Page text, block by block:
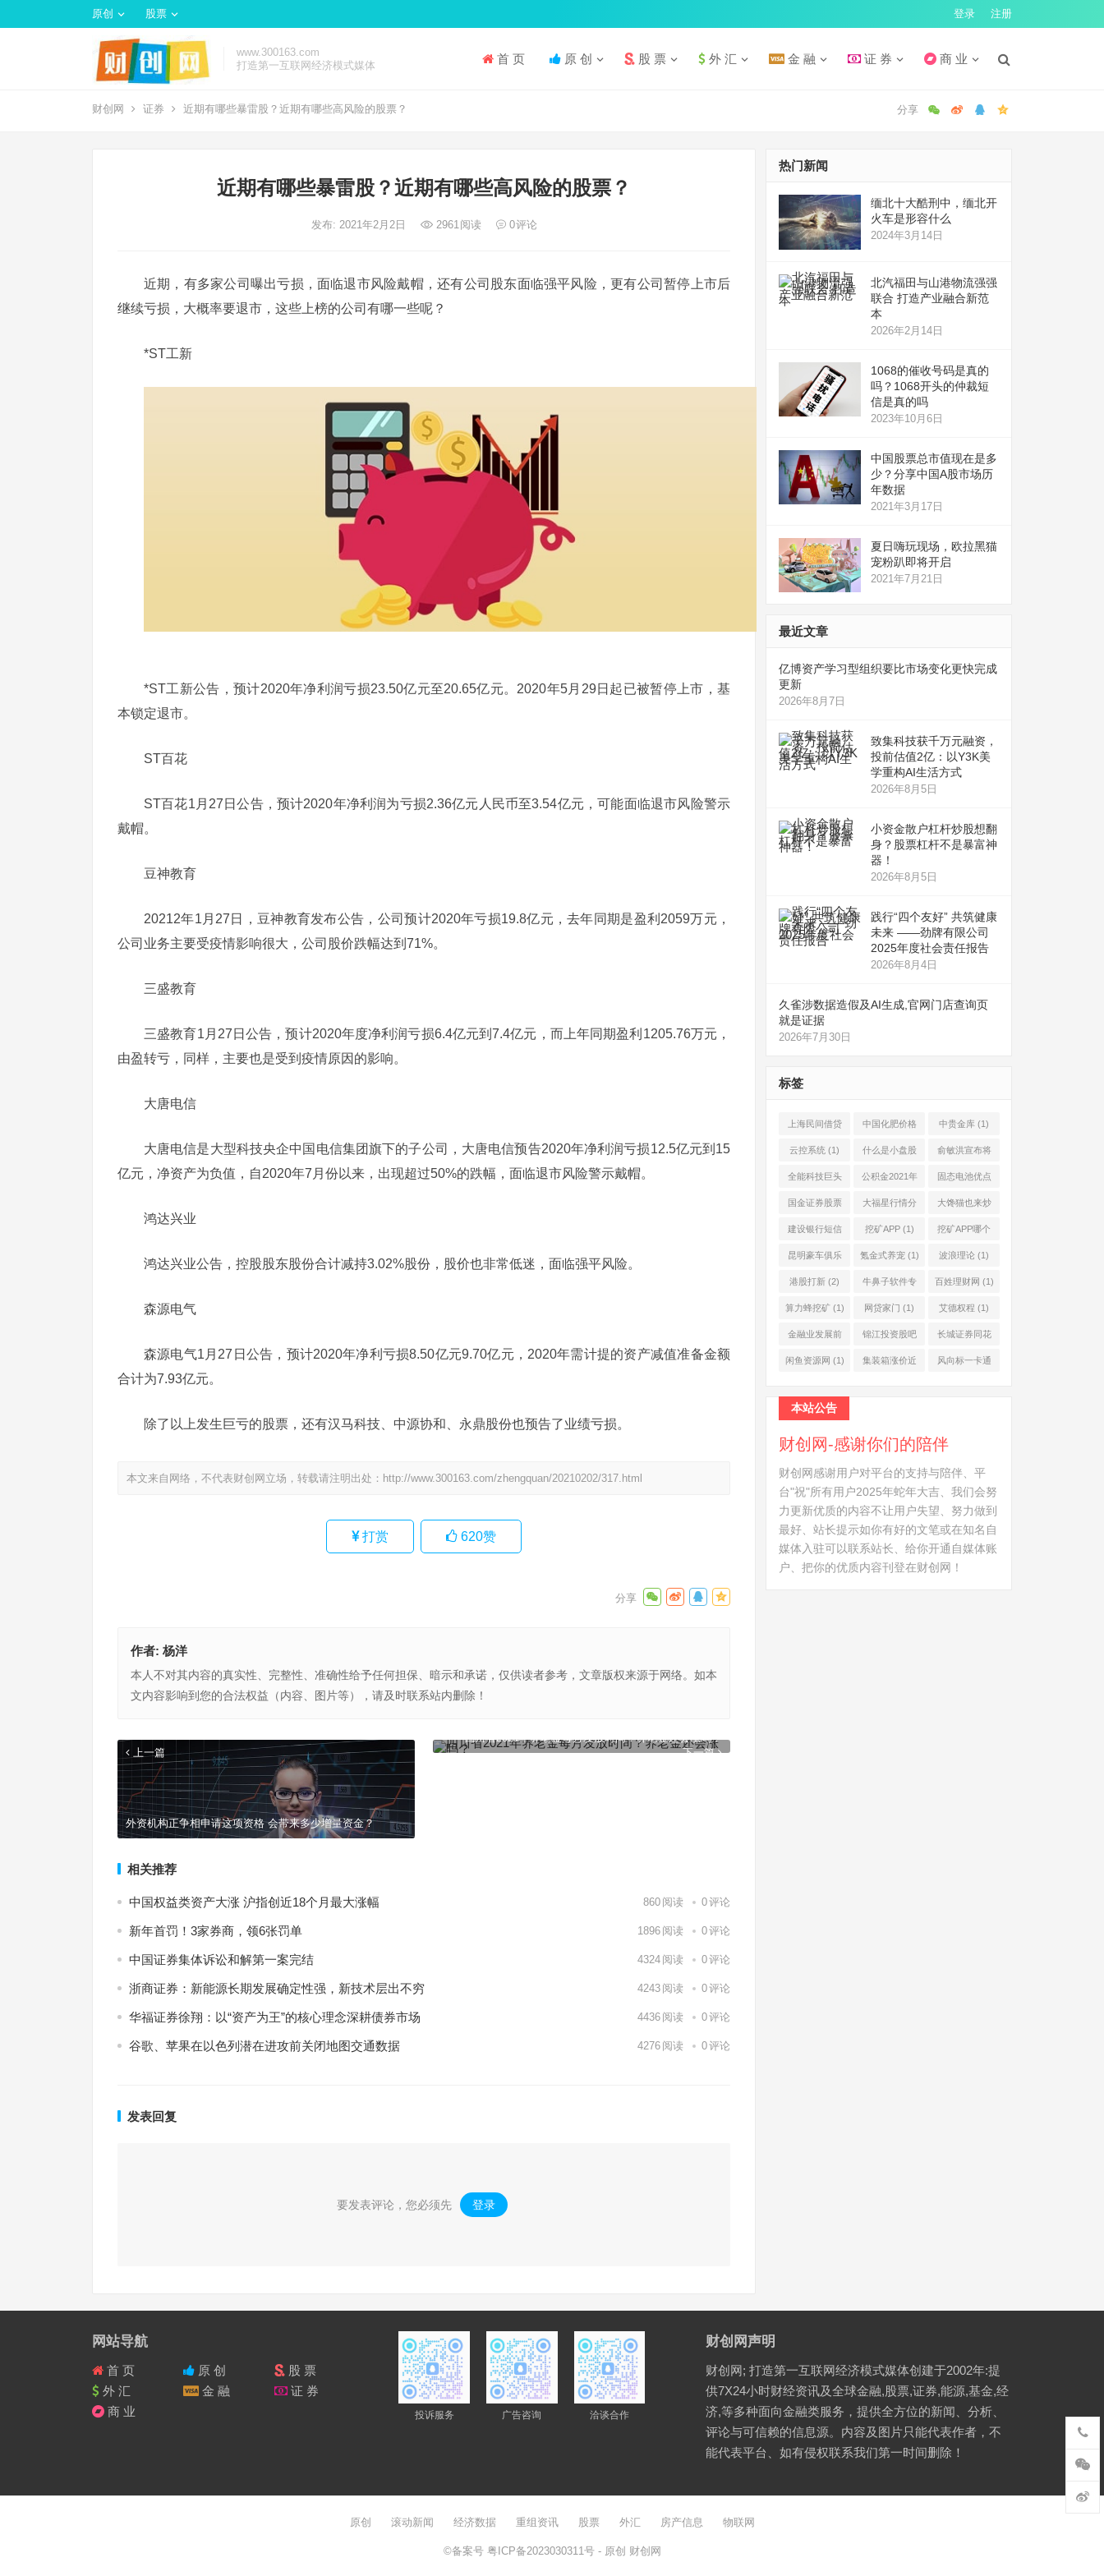
原创 股票 登录 注册
www.300163.com
打造第一互联网经济模式媒体
首 页 原 创 股 票 外 汇 金 融 证 券 商 业
财创网 证券 近期有哪些暴雷股？近期有哪些高风险的股票？
近期有哪些暴雷股？近期有哪些高风险的股票？
发布: 2021年2月2日 2961阅读 0评论
近期，有多家公司曝出亏损，面临退市风险戴帽，还有公司股东面临强平风险，更有公司暂停上市后
继续亏损，大概率要退市，这些上榜的公司有哪一些呢？
*ST工新
*ST工新公告，预计2020年净利润亏损23.50亿元至20.65亿元。2020年5月29日起已被暂停上市，基
本锁定退市。
ST百花
ST百花1月27日公告，预计2020年净利润为亏损2.36亿元人民币至3.54亿元，可能面临退市风险警示
戴帽。
豆神教育
20212年1月27日，豆神教育发布公告，公司预计2020年亏损19.8亿元，去年同期是盈利2059万元，
公司业务主要受疫情影响很大，公司股价跌幅达到71%。
三盛教育
三盛教育1月27日公告，预计2020年度净利润亏损6.4亿元到7.4亿元，而上年同期盈利1205.76万元，
由盈转亏，同样，主要也是受到疫情原因的影响。
大唐电信
大唐电信是大型科技央企中国电信集团旗下的子公司，大唐电信预告2020年净利润亏损12.5亿元到15
亿元，净资产为负值，自2020年7月份以来，出现超过50%的跌幅，面临退市风险警示戴帽。
鸿达兴业
鸿达兴业公告，控股股东股份合计减持3.02%股份，股价也非常低迷，面临强平风险。
森源电气
森源电气1月27日公告，预计2020年净利亏损8.50亿元9.70亿元，2020年需计提的资产减值准备金额
合计为7.93亿元。
除了以上发生巨亏的股票，还有汉马科技、中源协和、永鼎股份也预告了业绩亏损。
本文来自网络，不代表财创网立场，转载请注明出处： http://www.300163.com/zhengquan/20210202/317.html
打赏 620赞
作者: 杨洋
本人不对其内容的真实性、完整性、准确性给予任何担保、暗示和承诺，仅供读者参考，文章版权来源于网络。如本
文内容影响到您的合法权益（内容、图片等），请及时联系站内删除！
上一篇
外资机构正争相申请这项资格 会带来多少增量资金？
下一篇
四川省2021年养老金每月发放时间？养老金还会涨吗？
相关推荐
中国权益类资产大涨 沪指创近18个月最大涨幅 860 阅读 0评论
新年首罚！3家券商，领6张罚单 1896 阅读 0评论
中国证券集体诉讼和解第一案完结 4324 阅读 0评论
浙商证券：新能源长期发展确定性强，新技术层出不穷 4243 阅读 0评论
华福证券徐翔：以“资产为王”的核心理念深耕债券市场 4436 阅读 0评论
谷歌、苹果在以色列潜在进攻前关闭地图交通数据 4276 阅读 0评论
发表回复
要发表评论，您必须先 登录 。
热门新闻
缅北十大酷刑中，缅北开
火车是形容什么
2024年3月14日
北汽福田与山港物流强强
联合 打造产业融合新范
本
2026年2月14日
1068的催收号码是真的
吗？1068开头的仲裁短
信是真的吗
2023年10月6日
中国股票总市值现在是多
少？分享中国A股市场历
年数据
2021年3月17日
夏日嗨玩现场，欧拉黑猫
宠粉趴即将开启
2021年7月21日
最近文章
亿博资产学习型组织要比市场变化更快完成
更新
2026年8月7日
致集科技获千万元融资，
投前估值2亿：以Y3K美
学重构AI生活方式
2026年8月5日
小资金散户杠杆炒股想翻
身？股票杠杆不是暴富神
器！
2026年8月5日
践行“四个友好” 共筑健康
未来 ——劲牌有限公司
2025年度社会责任报告
2026年8月4日
久雀涉数据造假及AI生成,官网门店查询页
就是证据
2026年7月30日
标签
上海民间借贷
公司(1)
中国化肥价格
网(1)
中贵金库 (1)
云控系统 (1) 什么是小盘股
(2)
俞敏洪宣布将
退休(1)
全能科技巨头
(1)
公积金2021年
起不允许提取
固态电池优点
(1)
国金证券股票
(2)
大福星行情分
析系统(1)
大馋猫也来炒
股票(1)
建设银行短信
服务费(1)
挖矿APP(1) 挖矿APP哪个
靠谱(1)
昆明豪车俱乐
部(1)
氪金式养宠(1) 波浪理论 (1)
港股打新 (2) 牛鼻子软件专
业版(1)
百姓理财网 (1)
算力蜂挖矿(1) 网贷家门 (1) 艾德权程 (1)
金融业发展前
景(1)
锦江投资股吧
(1)
长城证券同花
顺(1)
闲鱼资源网 (1) 集装箱涨价近 风向标一卡通
本站公告
财创网-感谢你们的陪伴
财创网感谢用户对平台的支持与陪伴、平
台"祝"所有用户2025年蛇年大吉、我们会努
力更新优质的内容不让用户失望、努力做到
最好、站长提示如你有好的文笔或在知名自
媒体入驻可以联系站长、给你开通自媒体账
户、把你的优质内容刊登在财创网！
网站导航
首 页 原 创
股 票
外 汇
金 融
证 券
商 业
投诉服务 广告咨询 洽谈合作
财创网声明
财创网; 打造第一互联网经济模式媒体创建于2002年:提
供7X24小时财经资讯及全球金融,股票,证券,能源,基金,经
济,等多种面向金融类服务，提供全方位的新闻、分析、
评论与可信赖的信息源。内容及图片只能代表作者，不
能代表平台、如有侵权联系我们第一时间删除！
原创 滚动新闻 经济数据 重组资讯 股票 外汇 房产信息 物联网
©备案号 粤ICP备2023030311号 - 原创 财创网